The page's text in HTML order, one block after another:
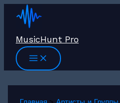
Перейти
MusicHunt Pro